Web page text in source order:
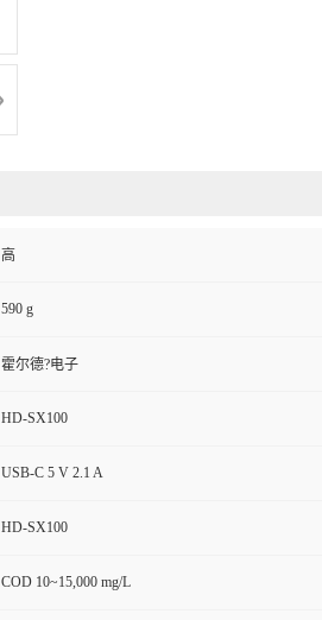
高
590 g
霍尔德?电子
HD-SX100
USB-C 5 V 2.1 A
HD-SX100
COD 10~15,000 mg/L